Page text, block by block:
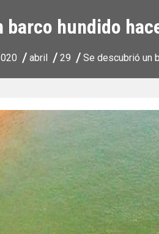
barco hundido
abril 29 Se descubrió un